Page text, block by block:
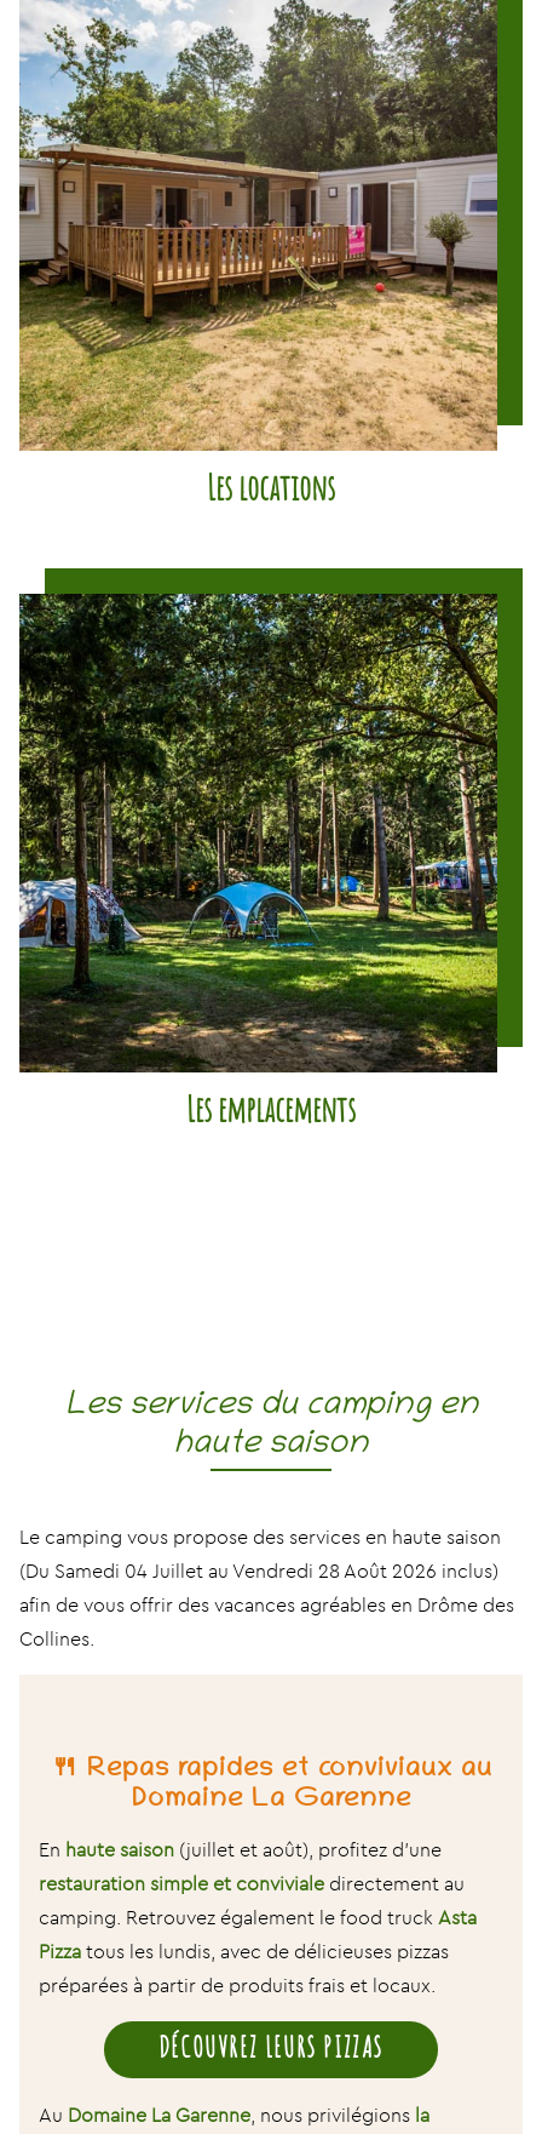
Les locations
Les emplacements
Les services du camping en
haute saison
Le camping vous propose des services en haute saison
(Du Samedi 04 Juillet au Vendredi 28 Août 2026 inclus)
afin de vous offrir des vacances agréables en Drôme des
Collines.
🍴 Repas rapides et conviviaux au
Domaine La Garenne
En haute saison (juillet et août), profitez d’une
restauration simple et conviviale directement au
camping. Retrouvez également le food truck Asta
Pizza tous les lundis, avec de délicieuses pizzas
préparées à partir de produits frais et locaux.
DÉCOUVREZ LEURS PIZZAS
Au Domaine La Garenne , nous privilégions la